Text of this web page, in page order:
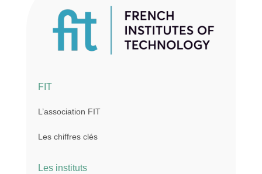
FIT
L’association FIT
Les chiffres clés
Les instituts